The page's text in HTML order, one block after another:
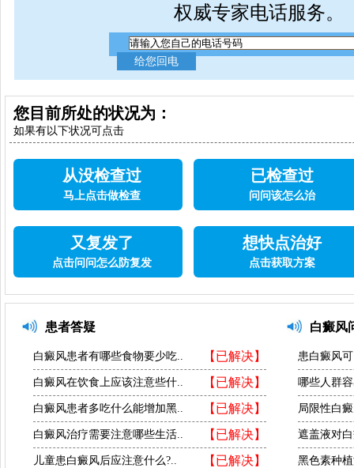
权威专家电话服务。
您目前所处的状况为：
如果有以下状况可点击
从没检查过
马上点击做检查
已检查过
问问该怎么治
又复发了
点击问问怎么防复发
想快点治好
点击获取方案
患者答疑
【已解决】
白癜风患者有哪些食物要少吃..
【已解决】
白癜风在饮食上应该注意些什..
【已解决】
白癜风患者多吃什么能增加黑..
【已解决】
白癜风治疗需要注意哪些生活..
【已解决】
儿童患白癜风后应注意什么?..
白癜风
患白癜风
哪些人群
局限性白
遮盖液对
黑色素种